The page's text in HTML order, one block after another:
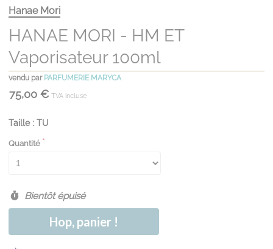
Hanae Mori
HANAE MORI - HM ET
Vaporisateur 100ml
vendu par PARFUMERIE MARYCA
75,00 € TVA incluse
Taille : TU
Quantité
Bientôt épuisé
Hop, panier !